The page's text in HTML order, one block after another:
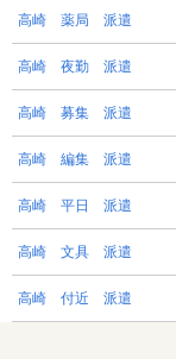
高崎 薬局 派遣
高崎 夜勤 派遣
高崎 募集 派遣
高崎 編集 派遣
高崎 平日 派遣
高崎 文具 派遣
高崎 付近 派遣